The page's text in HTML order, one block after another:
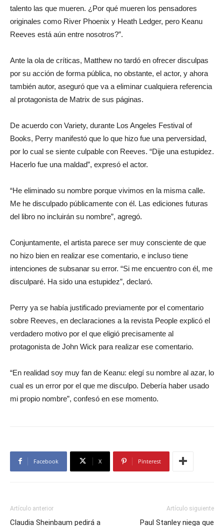
talento las que mueren. ¿Por qué mueren los pensadores
originales como River Phoenix y Heath Ledger, pero Keanu
Reeves está aún entre nosotros?”.
Ante la ola de críticas, Matthew no tardó en ofrecer disculpas
por su acción de forma pública, no obstante, el actor, y ahora
también autor, aseguró que va a eliminar cualquiera referencia
al protagonista de Matrix de sus páginas.
De acuerdo con Variety, durante Los Angeles Festival of
Books, Perry manifestó que lo que hizo fue una perversidad,
por lo cual se siente culpable con Reeves. “Dije una estupidez.
Hacerlo fue una maldad”, expresó el actor.
“He eliminado su nombre porque vivimos en la misma calle.
Me he disculpado públicamente con él. Las ediciones futuras
del libro no incluirán su nombre”, agregó.
Conjuntamente, el artista parece ser muy consciente de que
no hizo bien en realizar ese comentario, e incluso tiene
intenciones de subsanar su error. “Si me encuentro con él, me
disculparé. Ha sido una estupidez”, declaró.
Perry ya se había justificado previamente por el comentario
sobre Reeves, en declaraciones a la revista People explicó el
verdadero motivo por el que eligió precisamente al
protagonista de John Wick para realizar ese comentario.
“En realidad soy muy fan de Keanu: elegí su nombre al azar, lo
cual es un error por el que me disculpo. Debería haber usado
mi propio nombre”, confesó en ese momento.
Facebook X Pinterest
Artículo anterior
Claudia Sheinbaum pedirá a
Artículo siguiente
Paul Stanley niega que